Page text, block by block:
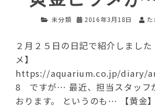
未分類 2016年3月18日 た
２月２５日の日記で紹介しました
メ】
https://aquarium.co.jp/diary/
8 ですが… 最近、担当スタッフ
おります。 というのも… 【黄金